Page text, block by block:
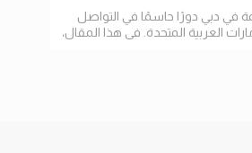
في دبي دورًا حاسمًا في التواصل
العربية المتحدة. في هذا المقال،